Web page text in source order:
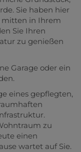
Sie haben hier
mitten in Ihrem
Sie Ihren
zu genießen
Garage oder ein
eines gepflegten,
zu
einen
wartet auf Sie.